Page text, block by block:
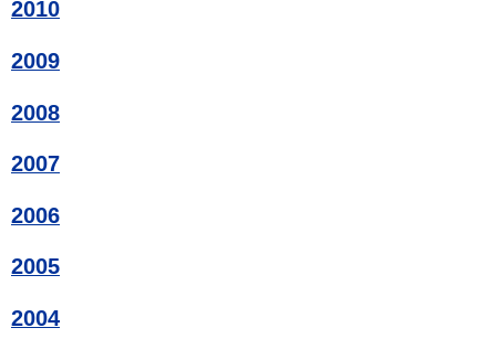
2010
2009
2008
2007
2006
2005
2004